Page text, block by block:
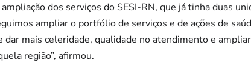
dos serviços do SESI-RN, que já tinha duas
ampliar o portfólio de serviços e de ações de
mais celeridade, qualidade no atendimento e
região”, afirmou.